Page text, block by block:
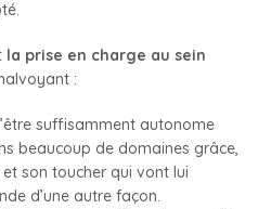
la prise en charge au sein
:
suffisamment autonome
beaucoup de domaines grâce,
son toucher qui vont lui
d’une autre façon.